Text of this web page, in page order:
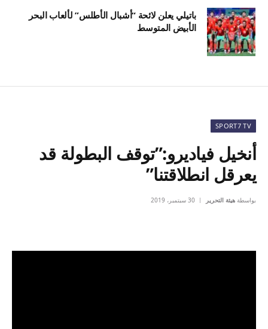
باتيلي يعلن لائحة “أشبال الأطلس” لألعاب البحر
الأبيض المتوسط
SPORT7 TV
أنخيل فياديرو:”توقف البطولة قد
يعرقل انطلاقتنا”
بواسطة هيئة التحرير 30 سبتمبر، 2019